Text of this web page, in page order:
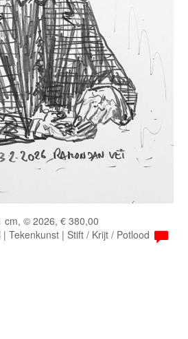
cm, © 2026, € 380,00
Tekenkunst | Stift / Krijt / Potlood